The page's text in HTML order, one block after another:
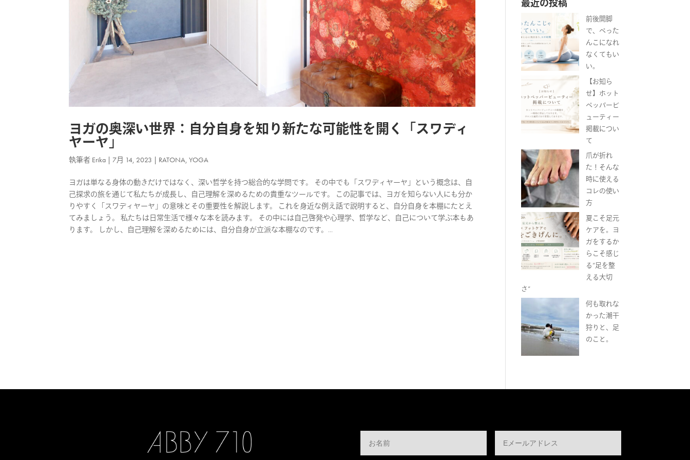
ヨガの奥深い世界：自分自身を知り新たな可能性を開く「スワディ
ヤーヤ」
執筆者 Erika | 7月 14, 2023 | RATONA,YOGA
ヨガは単なる身体の動きだけではなく、深い哲学を持つ総合的な学問です。 その中でも「スワディヤーヤ」という概念は、自
己探求の旅を通じて私たちが成長し、自己理解を深めるための貴重なツールです。 この記事では、ヨガを知らない人にも分か
りやすく「スワディヤーヤ」の意味とその重要性を解説します。 これを身近な例え話で説明すると、自分自身を本棚にたとえ
てみましょう。 私たちは日常生活で様々な本を読みます。 その中には自己啓発や心理学、哲学など、自己について学ぶ本もあ
ります。 しかし、自己理解を深めるためには、自分自身が立派な本棚なのです。...
最近の投稿
前後開脚
で、ぺった
んこになれ
なくてもい
い。
【お知ら
せ】ホット
ペッパービ
ューティー
掲載につい
て
爪が折れ
た！そんな
時に使える
コレの使い
方
夏こそ足元
ケアを。ヨ
ガをするか
らこそ感じ
る“足を整
える大切
さ”
何も取れな
かった潮干
狩りと、足
のこと。